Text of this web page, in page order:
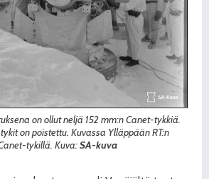
on ollut neljä 152 mm:n Canet-tykkiä.
on poistettu. Kuvassa Ylläppään RT:n
tykillä. Kuva:SA-kuva